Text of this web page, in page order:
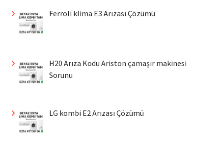
Ferroli klima E3 Arızası Çözümü
H20 Arıza Kodu Ariston çamaşır makinesi
Sorunu
LG kombi E2 Arızası Çözümü